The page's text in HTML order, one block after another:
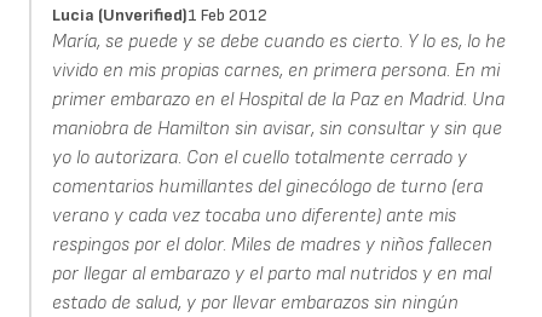
Lucia (unverified)1 Feb 2012
María, se puede y se debe cuando es cierto. Y lo es, lo he
vivido en mis propias carnes, en primera persona. En mi
primer embarazo en el Hospital de la Paz en Madrid. Una
maniobra de Hamilton sin avisar, sin consultar y sin que
yo lo autorizara. Con el cuello totalmente cerrado y
comentarios humillantes del ginecólogo de turno (era
verano y cada vez tocaba uno diferente) ante mis
respingos por el dolor. Miles de madres y niños fallecen
por llegar al embarazo y el parto mal nutridos y en mal
estado de salud, y por llevar embarazos sin ningún